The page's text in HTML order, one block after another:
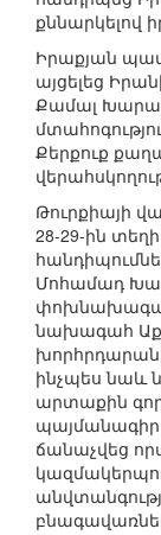
քննարկելով
Իրաքյան
այցելեց
Քամալ
Քերքուք
Թուրքիայի
28-29-ին
Մոհամադ
նախագահ
ինչպես նաև
արտաքին
պայմանագիր
ճանաչվեց